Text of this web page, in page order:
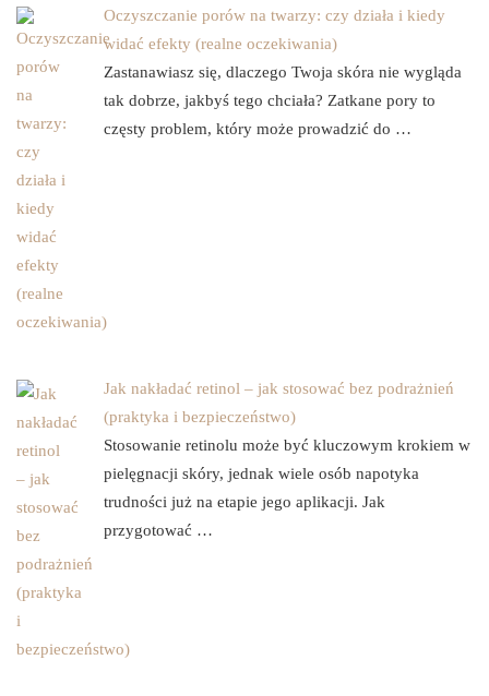
Oczyszczanie porów na twarzy: czy działa i kiedy
widać efekty (realne oczekiwania)
Zastanawiasz się, dlaczego Twoja skóra nie wygląda
tak dobrze, jakbyś tego chciała? Zatkane pory to
częsty problem, który może prowadzić do …
Jak nakładać retinol – jak stosować bez podrażnień
(praktyka i bezpieczeństwo)
Stosowanie retinolu może być kluczowym krokiem w
pielęgnacji skóry, jednak wiele osób napotyka
trudności już na etapie jego aplikacji. Jak
przygotować …